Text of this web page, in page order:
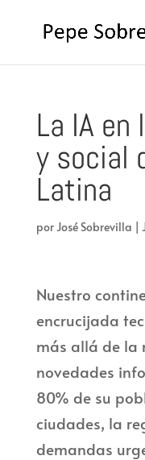
La IA
y social
Latina
porJosé Sobrevilla |
Nuestro
encrucijada
más allá de la
novedades
80% de su
ciudades, la
demandas